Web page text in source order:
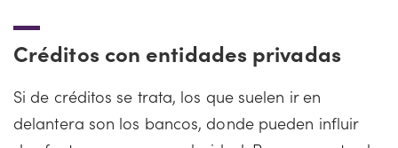
Créditos con entidades privadas
Si de créditos se trata, los que suelen ir en
delantera son los bancos, donde pueden influir